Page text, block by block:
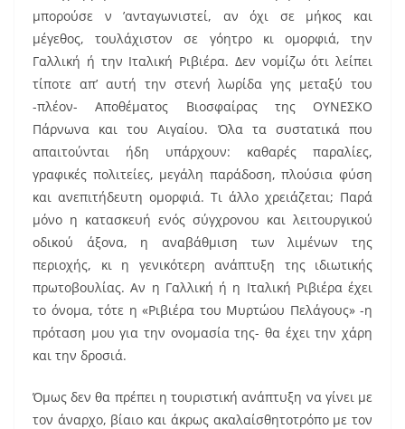
μπορούσε ν ’ανταγωνιστεί, αν όχι σε μήκος και
μέγεθος, τουλάχιστον σε γόητρο κι ομορφιά, την
Γαλλική ή την Ιταλική Ριβιέρα. Δεν νομίζω ότι λείπει
τίποτε απ’ αυτή την στενή λωρίδα γης μεταξύ του
-πλέον- Αποθέματος Βιοσφαίρας της ΟΥΝΕΣΚΟ
Πάρνωνα και του Αιγαίου. Όλα τα συστατικά που
απαιτούνται ήδη υπάρχουν: καθαρές παραλίες,
γραφικές πολιτείες, μεγάλη παράδοση, πλούσια φύση
και ανεπιτήδευτη ομορφιά. Τι άλλο χρειάζεται; Παρά
μόνο η κατασκευή ενός σύγχρονου και λειτουργικού
οδικού άξονα, η αναβάθμιση των λιμένων της
περιοχής, κι η γενικότερη ανάπτυξη της ιδιωτικής
πρωτοβουλίας. Αν η Γαλλική ή η Ιταλική Ριβιέρα έχει
το όνομα, τότε η «Ριβιέρα του Μυρτώου Πελάγους» -η
πρόταση μου για την ονομασία της- θα έχει την χάρη
και την δροσιά.
Όμως δεν θα πρέπει η τουριστική ανάπτυξη να γίνει με
τον άναρχο, βίαιο και άκρως ακαλαίσθητοτρόπο με τον